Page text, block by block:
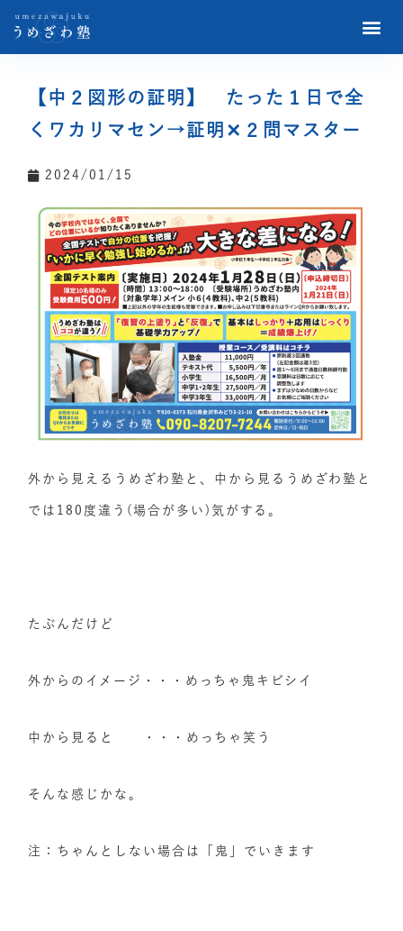
【中２図形の証明】 たった１日で全
くワカリマセン→証明✕２問マスター
2024/01/15
外から見えるうめざわ塾と、中から見るうめざわ塾と
では180度違う(場合が多い)気がする。
たぶんだけど
外からのイメージ・・・めっちゃ鬼キビシイ
中から見ると ・・・めっちゃ笑う
そんな感じかな。
注：ちゃんとしない場合は「鬼」でいきます